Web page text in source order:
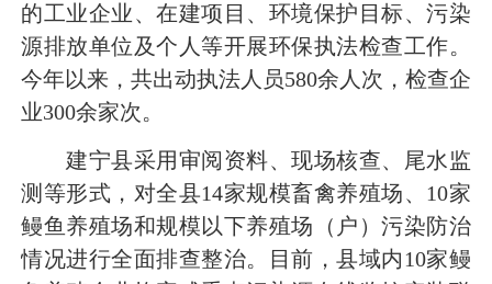
的工业企业、在建项目、环境保护目标、污染
源排放单位及个人等开展环保执法检查工作。
今年以来，共出动执法人员580余人次，检查企
业300余家次。
建宁县采用审阅资料、现场核查、尾水监
测等形式，对全县14家规模畜禽养殖场、10家
鳗鱼养殖场和规模以下养殖场（户）污染防治
情况进行全面排查整治。目前，县域内10家鳗